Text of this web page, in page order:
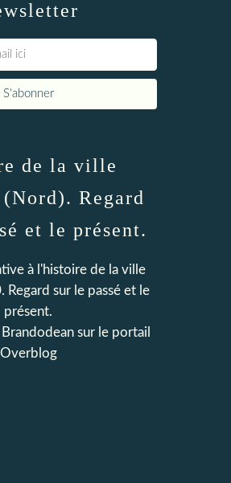
de la ville
Regard
et le présent.
à l'histoire de la ville
sur le passé et le
présent.
Brandodean sur le portail
Overblog